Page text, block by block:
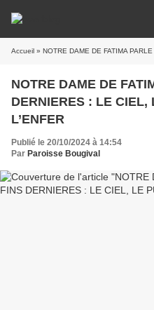
Accueil » NOTRE DAME DE FATIMA PARLE DES
NOTRE DAME DE
DERNIERES : LE CIEL, LE PURGATOIRE ET
L’ENFER
Publié le 20/10/2024 à 14:54
Par Paroisse Bougival